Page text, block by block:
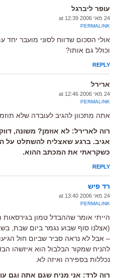
עופר ליברגל
24 מאי 2006 at 12:39
PERMALINK
אולי הסכום שדווח לסוני מועבר יחד
וכולל גם אותו?
REPLY
ארירל
24 מאי 2006 at 12:46
PERMALINK
אתה מתכוון להגיב לעובדה שלא
רוה לארירל: לא אוזמן? משונה,
אגיב. ברגע שאצליח להשתלט על
כשקראתי את המכתב ההוא.
REPLY
רד פיש
24 מאי 2006 at 13:40
PERMALINK
הייתי אומר שההבדל טמון
(אצלנו סוף שבוע נגמר ביום שבת,
להניח שמקור הבלבול הוא איזשהו
נכללות בספירה ואיזה לא.
רוה לרד: אני מניח שגם אתה וגם